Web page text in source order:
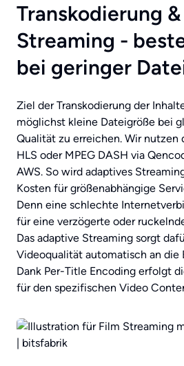
Transkodierung
Streaming -
bei geringer
Ziel der Transkodierung der
möglichst kleine Dateigröße bei
Qualität zu erreichen. Wir nutzen
HLS oder MPEG DASH via
AWS. So wird adaptives
Kosten für größenabhängige
Denn eine schlechte
für eine verzögerte oder
Das adaptive Streaming sorgt
Videoqualität automatisch an die
Dank Per-Title Encoding erfolgt
für den spezifischen Video